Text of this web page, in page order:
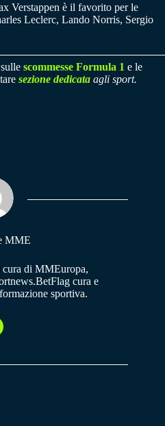
Verstappen è il favorito per le
Leclerc, Lando Norris, Sergio
scommesse Formula 1 e le
sezione dedicata agli sport.
MME
cura di MMEuropa,
cura e
sportiva.